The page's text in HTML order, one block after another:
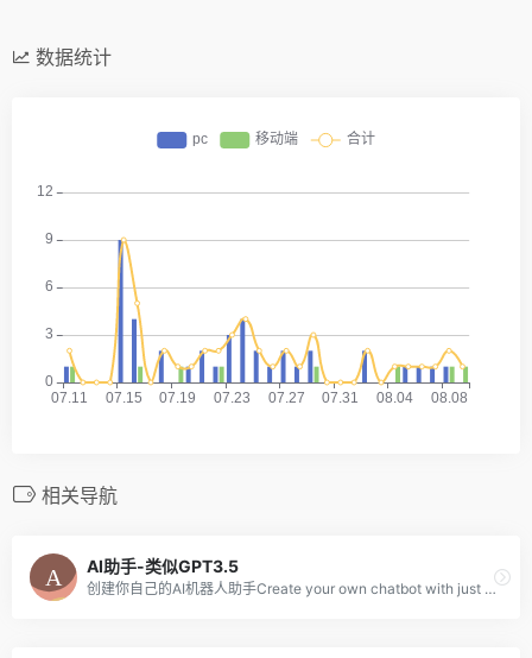
数据统计
相关导航
AI助手-类似GPT3.5
创建你自己的AI机器人助手Create your own chatbot with just a description and a click